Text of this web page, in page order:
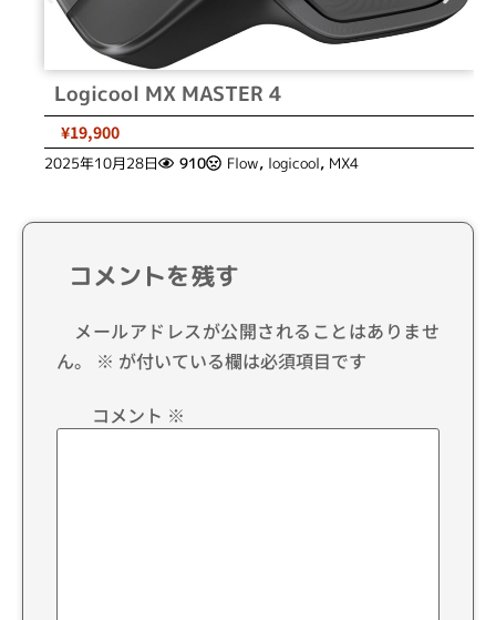
Logicool MX MASTER 4
¥19,900
2025年10月28日 910 Flow, logicool, MX4
コメントを残す
メールアドレスが公開されることはありませ
ん。
※ が付いている欄は必須項目です
コメント ※